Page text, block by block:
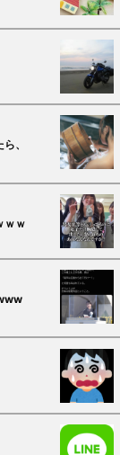
、
ｗｗ